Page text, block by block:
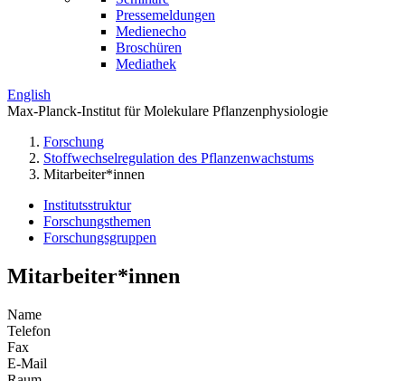
Pressemeldungen
Medienecho
Broschüren
Mediathek
English
Max-Planck-Institut für Molekulare Pflanzenphysiologie
Forschung
Stoffwechselregulation des Pflanzenwachstums
Mitarbeiter*innen
Institutsstruktur
Forschungsthemen
Forschungsgruppen
Mitarbeiter*innen
Name
Telefon
Fax
E-Mail